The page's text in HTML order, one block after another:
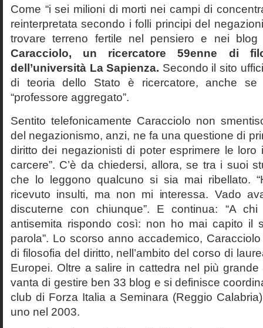
Come “i sei milioni di morti nei campi di
reinterpretata secondo i folli principi del
trovare terreno fertile nel pensiero e nei
Caracciolo, un ricercatore 59enne di
dell’università La Sapienza. Secondo il sito
di teoria dello Stato è ricercatore, anche
“professore aggregato”.
Sentito telefonicamente Caracciolo non
del negazionismo, anzi, ne fa una questione di
diritto dei negazionisti di poter esprimere le loro
carcere”. C’è da chiedersi, allora, se tra i suoi
che lo leggono qualcuno si sia mai ribellato.
ricevuto insulti, ma non mi interessa. Vado
discuterne con chiunque”. E continua: “A
antisemita rispondo così: non ho mai capito il
parola”. Lo scorso anno accademico,
di filosofia del diritto, nell’ambito del corso di
Europei. Oltre a salire in cattedra nel più grande
vanta di gestire ben 33 blog e si definisce
club di Forza Italia a Seminara (Reggio
uno nel 2003.